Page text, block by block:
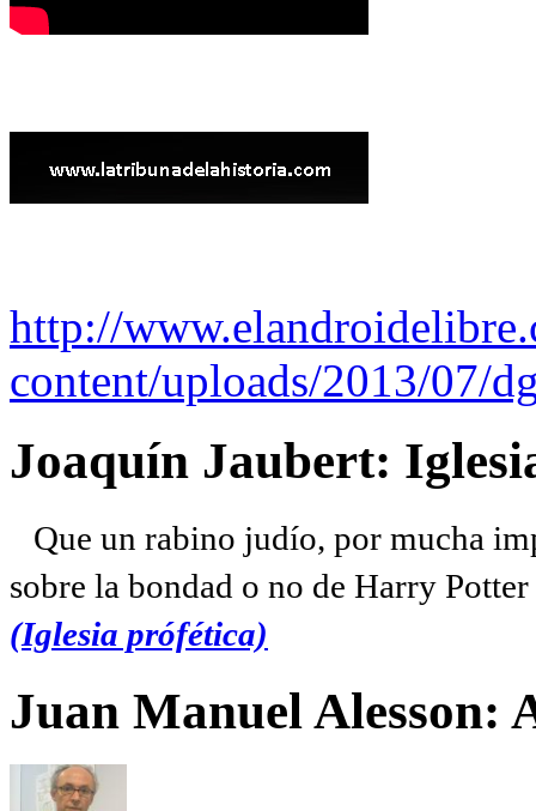
http://
content/uploads/2013/07/
Joaquín Jaubert:
Que un rabino judío, por mucha
sobre la bondad o no de Harry
(Iglesia prófética)
Juan Manuel Alesson: